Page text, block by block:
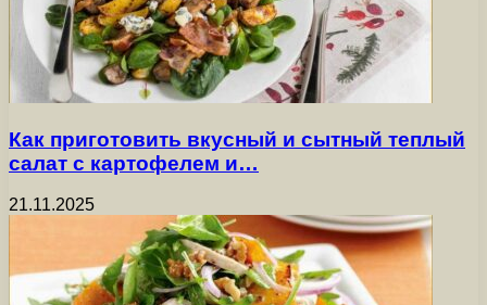
Как приготовить вкусный и сытный теплый
салат с картофелем и…
21.11.2025